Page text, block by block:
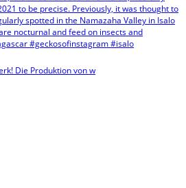
Die Produktion von w